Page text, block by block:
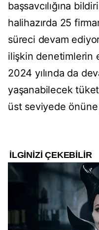
başsavcılığına
halihazırda 25
süreci devam
ilişkin denetimlerin
2024 yılında da
yaşanabilecek
üst seviyede